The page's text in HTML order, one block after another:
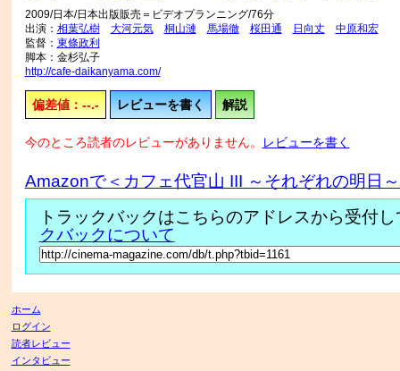
2009/日本/日本出版販売＝ビデオプランニング/76分
出演： 相葉弘樹 大河元気 桐山漣 馬場徹 桜田通 日向丈
中原和宏
監督： 東條政利
脚本：金杉弘子
http://cafe-daikanyama.com/
偏差値：--.- レビューを書く 解説
今のところ読者のレビューがありません。 レビューを書く
Amazonで＜カフェ代官山 III ～それぞれの明日
トラックバックはこちらのアドレスから受付
クバックについて
ホーム
ログイン
読者レビュー
インタビュー